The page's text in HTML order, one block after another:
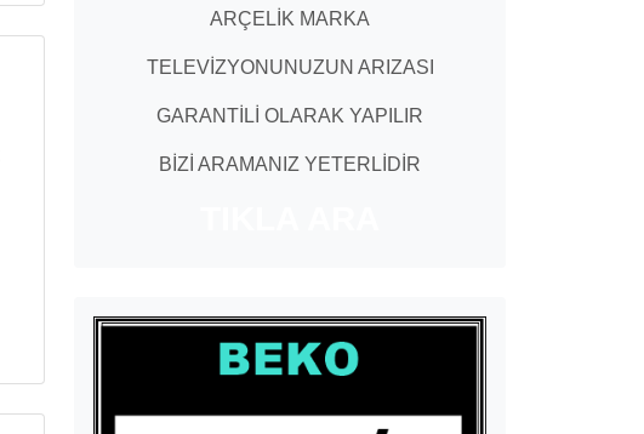
ARÇELİK MARKA
TELEVİZYONUNUZUN ARIZASI
GARANTİLİ OLARAK YAPILIR
BİZİ ARAMANIZ YETERLİDİR